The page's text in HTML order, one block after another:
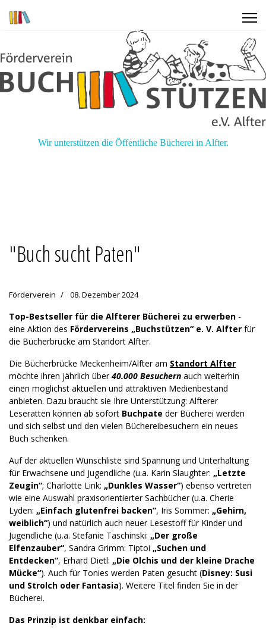
Wir unterstützen die Öffentliche Bücherei in Alfter.
"Buch sucht Paten"
Förderverein 08. Dezember 2024
Top-Bestseller für die Alfterer Bücherei zu erwerben -
eine Aktion des Fördervereins „Buchstützen“ e. V. Alfter für
die Bücherbrücke am Standort Alfter.
Die Bücherbrücke Meckenheim/Alfter am Standort Alfter
möchte ihren jährlich über40.000 Besuchern auch weiterhin
einen möglichst aktuellen und attraktiven Medienbestand
anbieten. Dazu braucht sie Ihre Unterstützung: Alfterer
Leseratten können ab sofort Buchpate der Bücherei werden
und sich selbst und den vielen Büchereibesuchern ein neues
Buch schenken.
Auf der aktuellen Wunschliste sind Spannung und Unterhaltung
für Erwachsene und Jugendliche (u.a. Karin Slaughter: „Letzte
Zeugin“; Charlotte Link: „Dunkles Wasser“) ebenso vertreten
wie eine Auswahl praxisorientierter Sachbücher (u.a. Cherie
Lyden: „Einfach glutenfrei backen“, Iris Sommer: „Gehirn,
weiblich“) und natürlich auch neuer Lesestoff für Kinder und
Jugendliche (u.a. Stefanie Taschinski: „Der große
Elfenzauber“, Sandra Grimm: Tiptoi „Suchen und
Entdecken“, Erhard Dietl: „Die Olchis und der kleine Drache
Mücke“). Auch für Tonies werden Paten gesucht (Disney: Susi
und Strolch oder Fantasia). Weitere Titel finden Sie in der
Bücherei.
Das Prinzip ist denkbar einfach: